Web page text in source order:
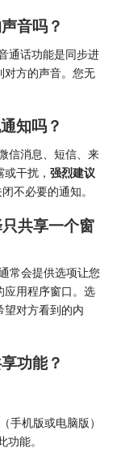
音吗？
通话功能是同步进
对方的声音。您无
知吗？
信消息、短信、来
干扰， 强烈建议
不必要的通知。
共享一个窗
常会提供选项让您
应用程序窗口。选
望对方看到的内
功能？
手机版或电脑版）
能。